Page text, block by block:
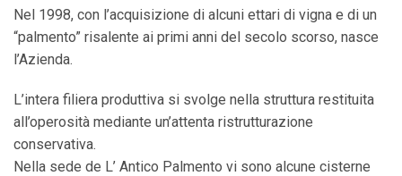
Nel 1998, con l’acquisizione di alcuni ettari di vigna e di un
“palmento” risalente ai primi anni del secolo scorso, nasce
l’Azienda.
L’intera filiera produttiva si svolge nella struttura restituita
all’operosità mediante un’attenta ristrutturazione
conservativa.
Nella sede de L’ Antico Palmento vi sono alcune cisterne